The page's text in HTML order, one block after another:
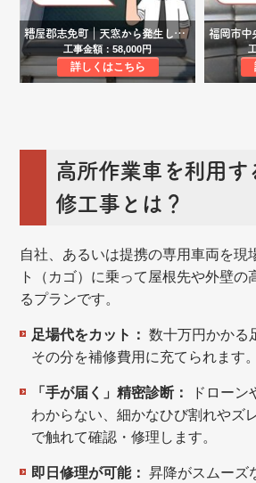
糟屋郡志免町｜天窓から発生した雨漏りをコーキング工事で解決！
工事金額：58,000円
詳しくはこちら
高所作業車を利用す
修工事とは？
自社、あるいは提携の専用車両を現
ト（カゴ）に乗って屋根先や外壁の
るプランです。
足場代をカット： 数十万円かかる
その分を補修費用に充てられます。
「手が届く」精密診断：
ドローン
わからない、細かなひび割れやズ
で触れて確認・修理します。
即日修理が可能： 昇降がスムーズ